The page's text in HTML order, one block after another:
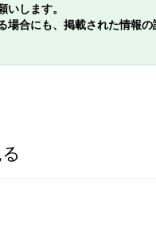
いします。
場合にも、掲載された情報